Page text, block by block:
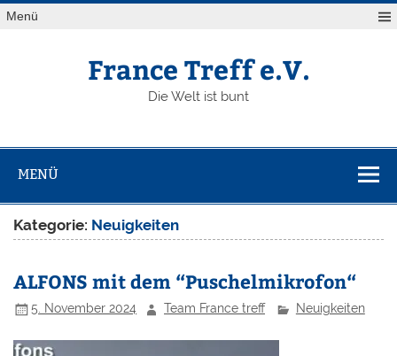
Zum
Inhalt
Menü
France Treff e.V.
Die Welt ist bunt
MENÜ
Kategorie: Neuigkeiten
ALFONS mit dem “Puschelmikrofon“
5. November 2024 Team France treff Neuigkeiten